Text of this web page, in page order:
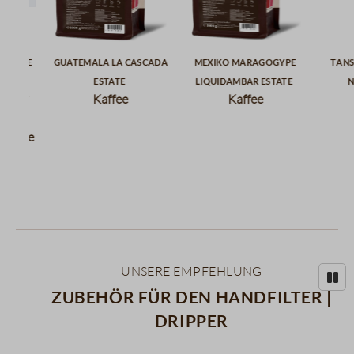
Guatemala La Cascada
Estate
Kaffee
Mexiko Maragogype
Liquidambar Estate
Kaffee
Unsere Empfehlung
Zubehör für den Handfilter |
Dripper